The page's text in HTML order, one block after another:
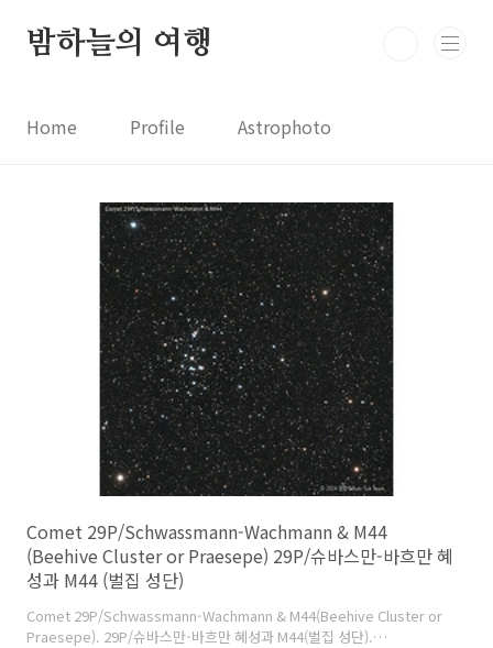
밤하늘의 여행
Home Profile Astrophoto
Astro News Comet News Astro Video
Astrophotography
Comet 29P/Schwassmann-Wachmann & M44
(Beehive Cluster or Praesepe) 29P/슈바스만-바흐만 혜
성과 M44 (벌집 성단)
Comet 29P/Schwassmann-Wachmann & M44(Beehive Cluster or
Praesepe). 29P/슈바스만-바흐만 혜성과 M44(벌집 성단).